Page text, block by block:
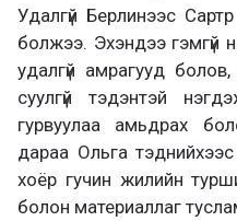
Удалгүй Берлинээс
болжээ. Эхэндээ гэмгүй
удалгүй амрагууд
суулгүй тэдэнтэй
гурвуулаа амьдрах
дараа Ольга
хоёр гучин жилийн
болон материаллаг